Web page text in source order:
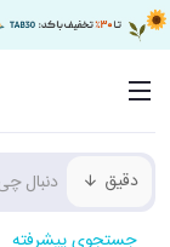
دقیق
جستجوی پیشرفته